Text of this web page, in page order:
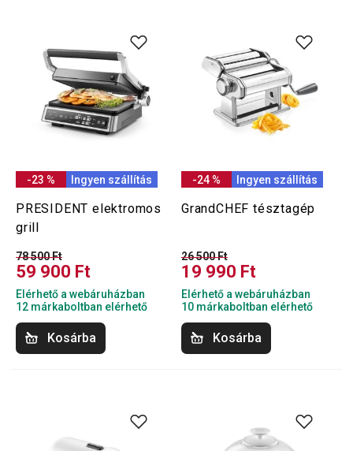
-23 % Ingyen szállítás
PRESIDENT elektromos
grill
78 500 Ft
59 900 Ft
Elérhető a webáruházban
12 márkaboltban elérhető
Kosárba
-24 % Ingyen szállítás
GrandCHEF tésztagép
26 500 Ft
19 990 Ft
Elérhető a webáruházban
10 márkaboltban elérhető
Kosárba